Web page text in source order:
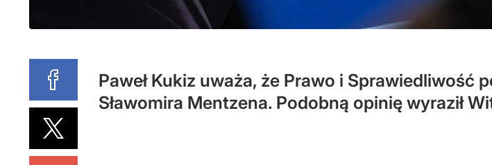
Paweł Kukiz uważa, że Prawo i
Sławomira Mentzena. Podobną opinię wyraził